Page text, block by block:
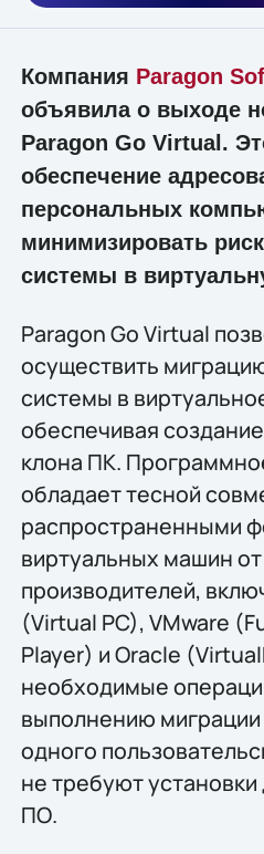
Компания Paragon
объявила о выходе
Paragon Go Virtual.
обеспечение
персональных
минимизировать
системы в
Paragon Go Virtual
осуществить
системы в
обеспечивая
клона ПК.
обладает тесной
распространенными
виртуальных машин
производителей,
(Virtual PC), VMware
Player) и Oracle
необходимые
выполнению
одного
не требуют
ПО.